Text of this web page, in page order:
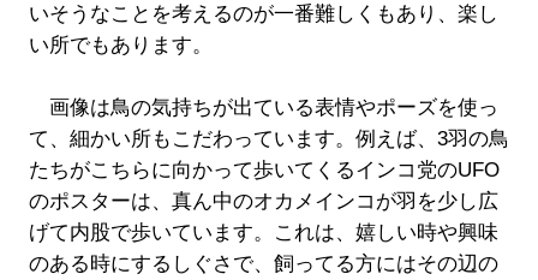
いそうなことを考えるのが一番難しくもあり、楽し
い所でもあります。
画像は鳥の気持ちが出ている表情やポーズを使っ
て、細かい所もこだわっています。例えば、3羽の鳥
たちがこちらに向かって歩いてくるインコ党のUFO
のポスターは、真ん中のオカメインコが羽を少し広
げて内股で歩いています。これは、嬉しい時や興味
のある時にするしぐさで、飼ってる方にはその辺の